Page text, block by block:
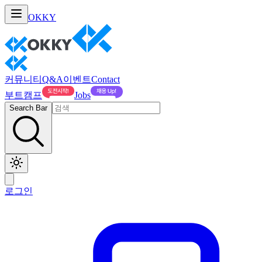
OKKY
커뮤니티 Q&A이벤트Contact
부트캠프
Jobs
Search Bar
로그인